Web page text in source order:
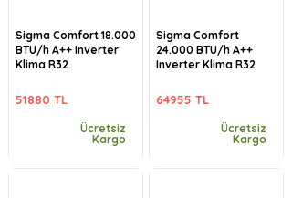
Sigma Comfort 18.000
BTU/h A++ Inverter
Klima R32
51880 TL
Ücretsiz
Kargo
Sigma Comfort
24.000 BTU/h A++
Inverter Klima R32
64955 TL
Ücretsiz
Kargo